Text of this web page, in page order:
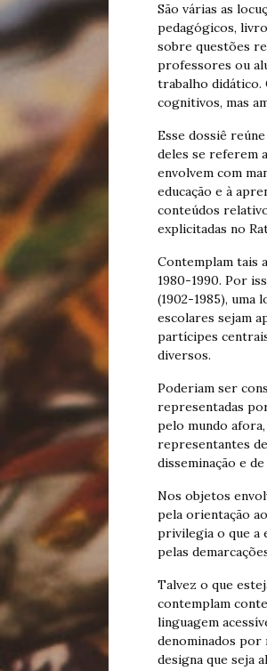
São várias as
pedagógicos,
sobre questões
professores ou
trabalho didático.
cognitivos, mas
Esse dossiê
deles se referem
envolvem com
educação e à
conteúdos
explicitadas no
Contemplam tais
1980-1990. Por
(1902-1985), uma
escolares sejam
partícipes
diversos.
Poderiam ser
representadas
pelo mundo afora,
representantes
disseminação e
Nos objetos
pela orientação
privilegia o que a
pelas
Talvez o que
contemplam
linguagem
denominados por
designa que seja